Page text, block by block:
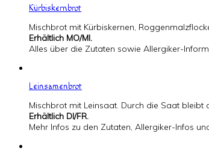
Kürbiskernbrot
Mischbrot mit Kürbiskernen,
Erhältlich MO/MI.
Alles über die Zutaten sowie Allergiker-
Leinsamenbrot
Mischbrot mit Leinsaat. Durch die Saat bleibt
Erhältlich DI/FR.
Mehr Infos zu den Zutaten, Allergiker-Infos